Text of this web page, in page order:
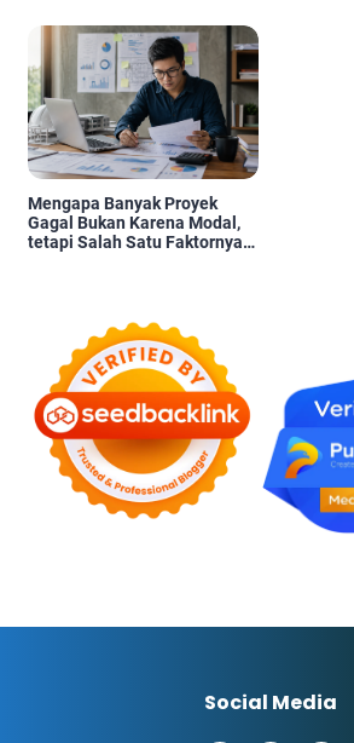
Mengapa Banyak Proyek
Gagal Bukan Karena Modal,
tetapi Salah Satu Faktornya
Social Media